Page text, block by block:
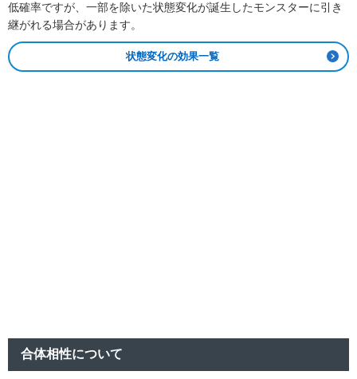
低確率ですが、一部を除いた状態変化が誕生したモンスターに引き
継がれる場合があります。
状態変化の効果一覧
合体相性について